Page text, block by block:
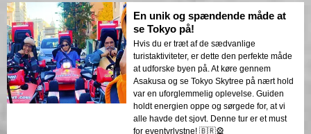
En unik og spændende måde at
se Tokyo på!
Hvis du er træt af de sædvanlige
turistaktiviteter, er dette den perfekte måde
at udforske byen på. At køre gennem
Asakusa og se Tokyo Skytree på nært hold
var en uforglemmelig oplevelse. Guiden
holdt energien oppe og sørgede for, at vi
alle havde det sjovt. Denne tur er et must
for eventyrlystne! 🇧🇷🎡